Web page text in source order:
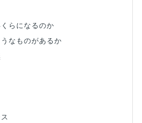
らになるのか
なものがあるか